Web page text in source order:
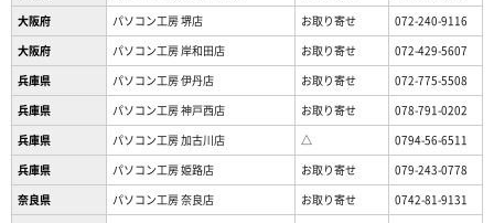
大阪府
パソコン工房 堺店 お取り寄せ
072-240-9116
大阪府
パソコン工房 岸和田店 お取り寄せ
072-429-5607
兵庫県
パソコン工房 伊丹店 お取り寄せ
072-775-5508
兵庫県
パソコン工房 神戸西店 お取り寄せ
078-791-0202
兵庫県
パソコン工房 加古川店 △
0794-56-6511
兵庫県
パソコン工房 姫路店 お取り寄せ
079-243-0778
奈良県
パソコン工房 奈良店 お取り寄せ
0742-81-9131